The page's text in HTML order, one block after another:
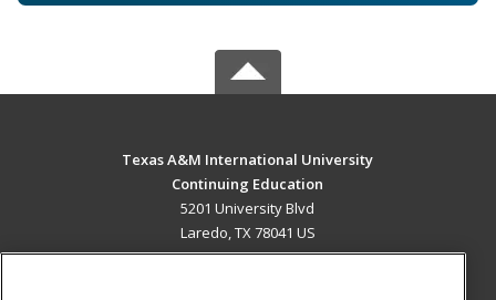
Texas A&M International University
Continuing Education
5201 University Blvd
Laredo, TX 78041 US